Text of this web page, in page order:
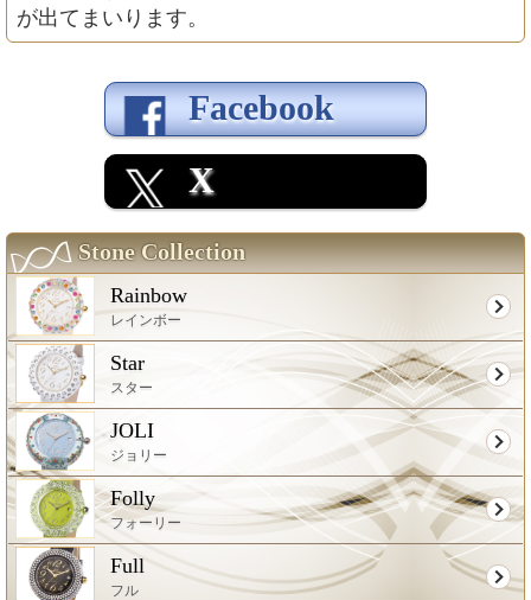
が出てまいります。
Facebook
X
Stone Collection
Rainbow
レインボー
Star
スター
JOLI
ジョリー
Folly
フォーリー
Full
フル